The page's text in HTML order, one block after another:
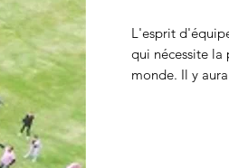
L'esprit
qui nécessite
monde. Il y